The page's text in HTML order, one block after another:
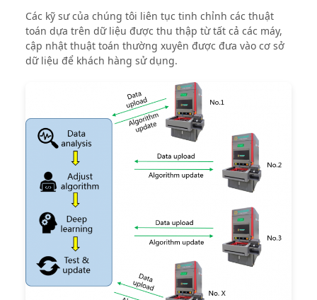
Các kỹ sư của chúng tôi liên tục tinh chỉnh các thuật
toán dựa trên dữ liệu được thu thập từ tất cả các máy,
cập nhật thuật toán thường xuyên được đưa vào cơ sở
dữ liệu để khách hàng sử dụng.